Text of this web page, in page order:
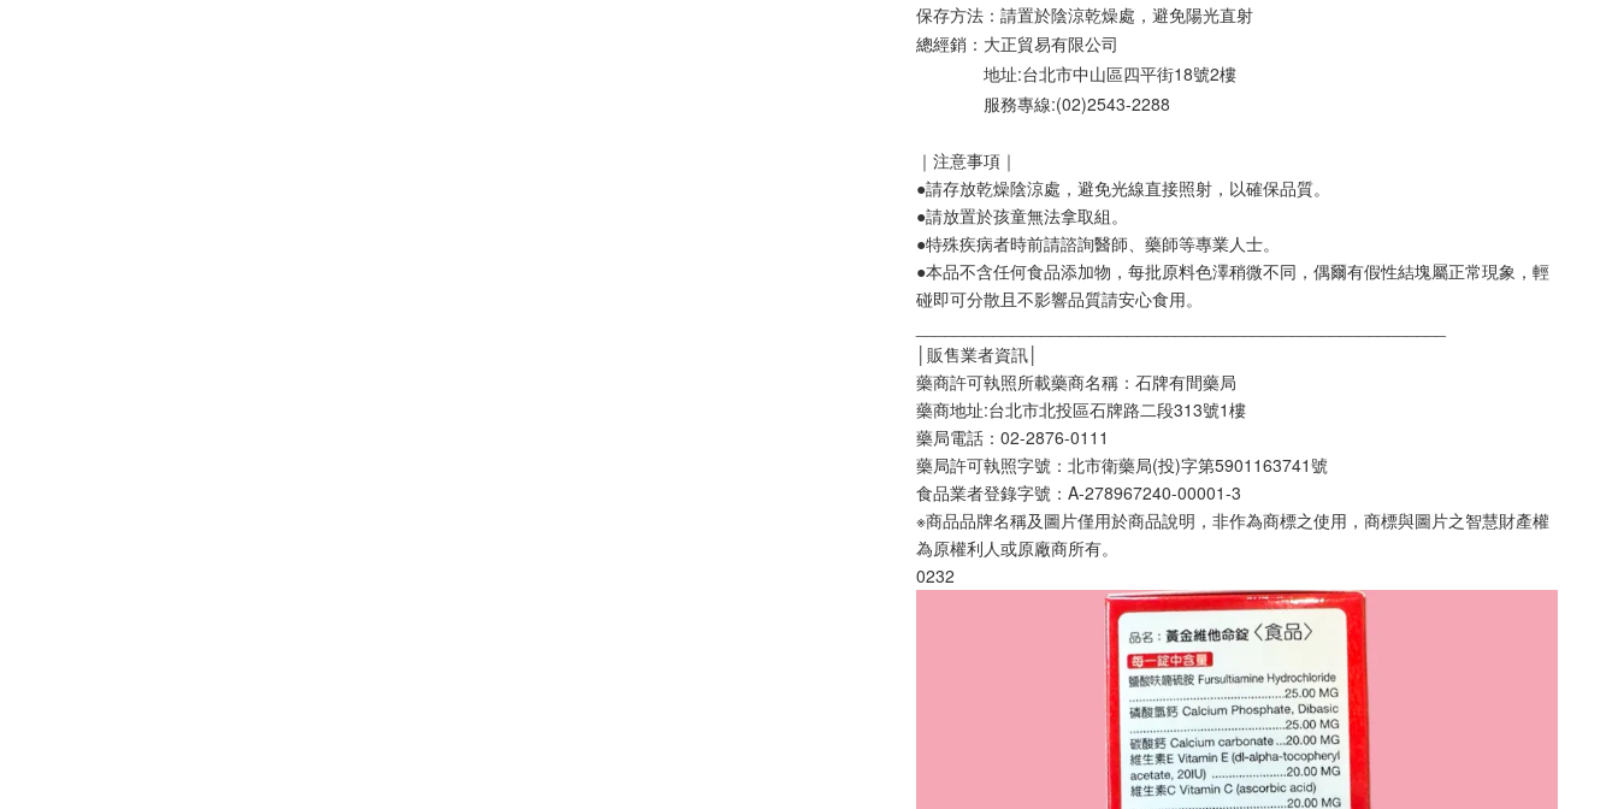
保存方法： 請置於陰涼乾燥處，避免陽光直射
總經銷：大正貿易有限公司
地址:台北市中山區四平街18號2樓
              服務專線:(02)2543-2288
｜注意事項｜
●請存放乾燥陰涼處，避免光線直接照射，以確保品質。
●請放置於孩童無法拿取組。
●特殊疾病者時前請諮詢醫師、藥師等專業⼈⼠。
●本品不含任何食品添加物，每批原料⾊澤稍微不同，偶爾有假性結塊屬正常現象，輕
碰即可分散且不影響品質請安⼼食⽤。
│販售業者資訊│
藥商許可執照所載藥商名稱：石牌有間藥局
藥商地址:台北市北投區石牌路二段313號1樓
藥局電話：02-2876-0111
藥局許可執照字號：北市衛藥局(投)字第5901163741號
食品業者登錄字號：A-278967240-00001-3
※商品品牌名稱及圖片僅用於商品說明，非作為商標之使用，商標與圖片之智慧財產權
為原權利人或原廠商所有。
0232